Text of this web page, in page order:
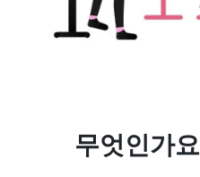
무엇인가요